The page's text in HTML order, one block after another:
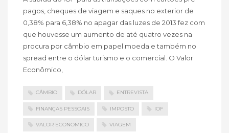
pagos, cheques de viagem e saques no exterior de
0,38% para 6,38% no apagar das luzes de 2013 fez com
que houvesse um aumento de até quatro vezes na
procura por câmbio em papel moeda e também no
spread entre o dólar turismo e o comercial. O Valor
Econômico,
CÂMBIO DÓLAR ENTREVISTA
FINANÇAS PESSOAIS IMPOSTO IOF
VALOR ECONOMICO VIAGEM